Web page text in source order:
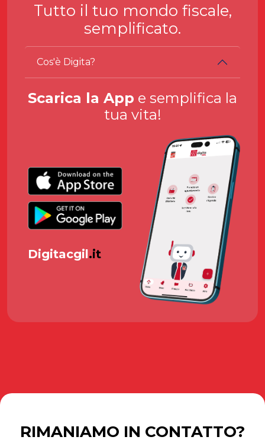
Tutto il tuo mondo fiscale,
semplificato.
Cos'è Digita?
Scarica la App e semplifica la
tua vita!
Digitacgil.it
RIMANIAMO IN CONTATTO?